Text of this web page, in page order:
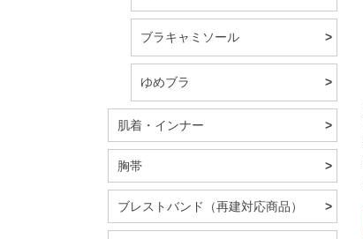
ブラキャミソール
ゆめブラ
肌着・インナー
胸帯
ブレストバンド（再建対応商品）